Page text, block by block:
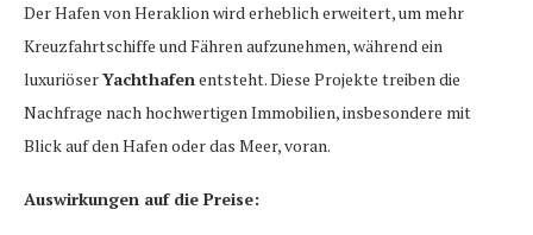
Der Hafen von Heraklion wird erheblich erweitert, um mehr
Kreuzfahrtschiffe und Fähren aufzunehmen, während ein
luxuriöserYachthafenentsteht. Diese Projekte treiben die
Nachfrage nach hochwertigen Immobilien, insbesondere mit
Blick auf den Hafen oder das Meer, voran.
Auswirkungen auf die Preise: